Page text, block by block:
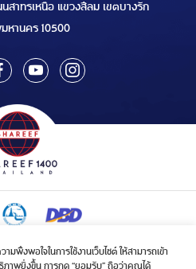
พึงพอใจในการใช้งานเว็บไซต์ ให้สามารถเข้า
ธิภาพยิ่งขึ้น การกด “ยอมรับ” ถือว่าคุณได้
สาทรเหนือ แขวงสีลม เขตบางรัก
หานคร 10500
บริการขนส่งในกิจการฮัจย์เลขที่ 1/2568